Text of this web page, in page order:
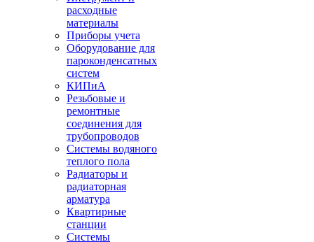
расходные
материалы
Приборы учета
Оборудование для
пароконденсатных
систем
КИПиА
Резьбовые и
ремонтные
соединения для
трубопроводов
Системы водяного
теплого пола
Радиаторы и
радиаторная
арматура
Квартирные
станции
Системы